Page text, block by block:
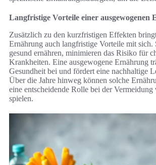
Langfristige Vorteile einer ausgewogenen
Zusätzlich zu den kurzfristigen Effekten
Ernährung auch langfristige Vorteile mit sich.
gesund ernähren, minimieren das Risiko für
Krankheiten. Eine ausgewogene Ernährung
Gesundheit bei und fördert eine nachhaltige
Über die Jahre hinweg können solche
eine entscheidende Rolle bei der Vermeidung
spielen.